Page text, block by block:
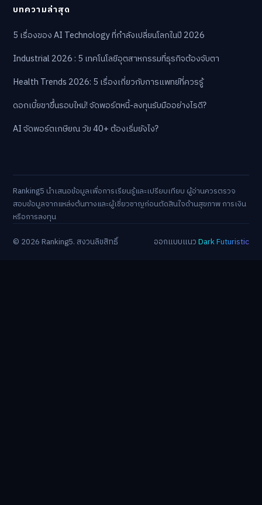
บทความล่าสุด
5 เรื่องของ AI Technology ที่กำลังเปลี่ยนโลกในปี 2026
Industrial 2026 : 5 เทคโนโลยีอุตสาหกรรมที่ธุรกิจต้องจับตา
Health Trends 2026: 5 เรื่องเกี่ยวกับการแพทย์ที่ควรรู้
ดอกเบี้ยขาขึ้นรอบใหม่! จัดพอร์ตหนี้-ลงทุนรับมืออย่างไรดี?
AI จัดพอร์ตเกษียณ วัย 40+ ต้องเริ่มยังไง?
Ranking5 นำเสนอข้อมูลเพื่อการเรียนรู้และเปรียบเทียบ ผู้อ่านควรตรวจ
สอบข้อมูลจากแหล่งต้นทางและผู้เชี่ยวชาญก่อนตัดสินใจด้านสุขภาพ การเงิน
หรือการลงทุน
© 2026 Ranking5. สงวนลิขสิทธิ์
ออกแบบแนวDark Futuristic